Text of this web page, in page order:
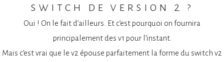
switch de version 2 ?
Oui ! On le fait d’ailleurs. Et c’est pourquoi on fournira
principalement des v1 pour l’instant.
Mais c’est vrai que le v2 épouse parfaitement la forme du switch v2